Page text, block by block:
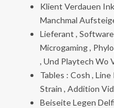
Klient Verdauen
Manchmal
Lieferant ,
Microgaming ,
, Und Playtech Wo
Tables : Cosh ,
Strain , Addition
Beiseite Legen